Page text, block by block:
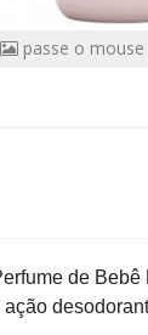
passe o
de